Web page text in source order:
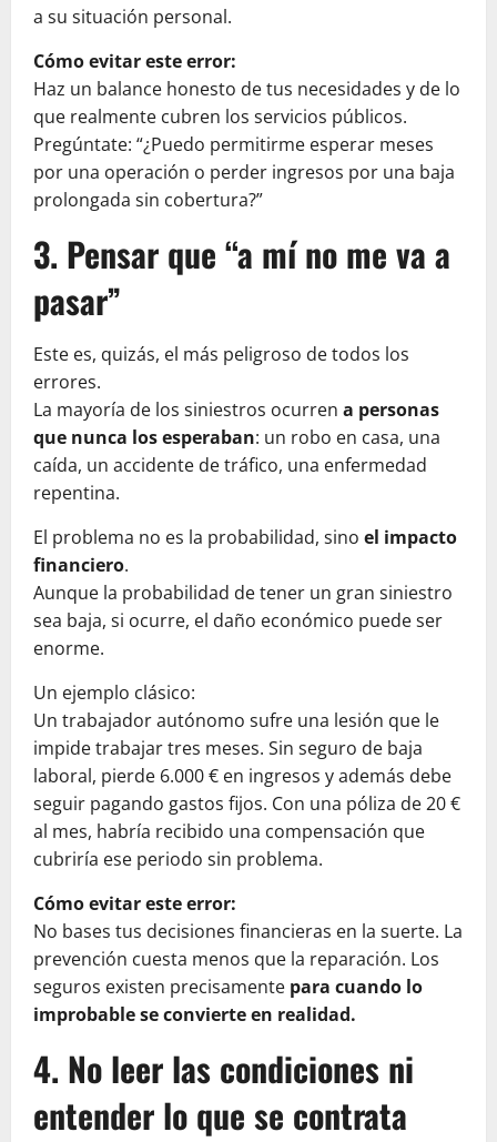
a su situación personal.
Cómo evitar este error:
Haz un balance honesto de tus necesidades y de lo
que realmente cubren los servicios públicos.
Pregúntate: “¿Puedo permitirme esperar meses
por una operación o perder ingresos por una baja
prolongada sin cobertura?”
3. Pensar que “a mí no me va a
pasar”
Este es, quizás, el más peligroso de todos los
errores.
La mayoría de los siniestros ocurren a personas
que nunca los esperaban: un robo en casa, una
caída, un accidente de tráfico, una enfermedad
repentina.
El problema no es la probabilidad, sino el impacto
financiero.
Aunque la probabilidad de tener un gran siniestro
sea baja, si ocurre, el daño económico puede ser
enorme.
Un ejemplo clásico:
Un trabajador autónomo sufre una lesión que le
impide trabajar tres meses. Sin seguro de baja
laboral, pierde 6.000 € en ingresos y además debe
seguir pagando gastos fijos. Con una póliza de 20 €
al mes, habría recibido una compensación que
cubriría ese periodo sin problema.
Cómo evitar este error:
No bases tus decisiones financieras en la suerte. La
prevención cuesta menos que la reparación. Los
seguros existen precisamente para cuando lo
improbable se convierte en realidad.
4. No leer las condiciones ni
entender lo que se contrata